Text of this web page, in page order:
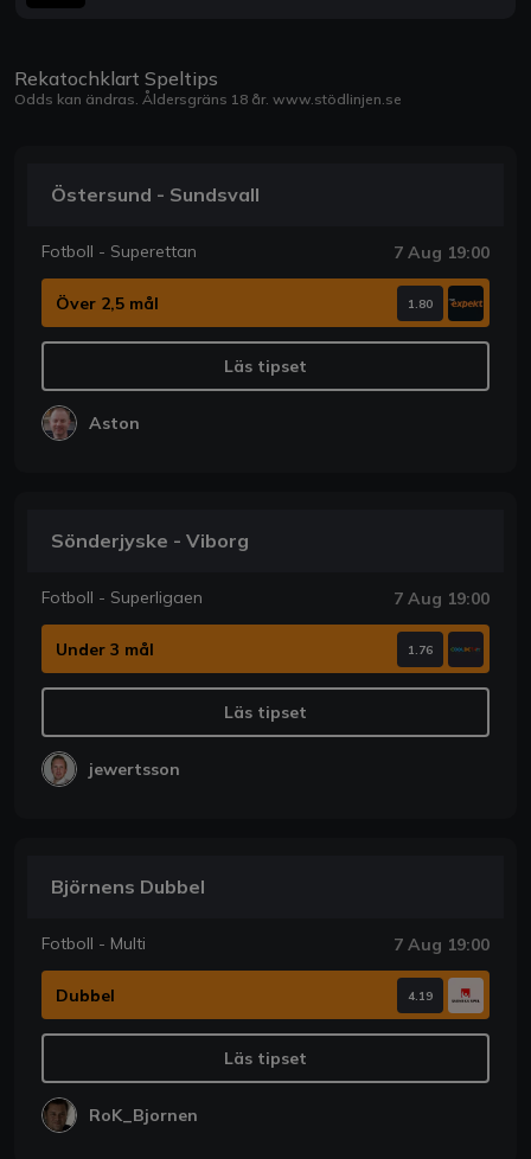
Rekatochklart Speltips
Odds kan ändras. Åldersgräns 18 år. www.stödlinjen.se
Östersund - Sundsvall
Fotboll - Superettan 7 Aug 19:00
Över 2,5 mål 1.80
Läs tipset
Aston
Sönderjyske - Viborg
Fotboll - Superligaen 7 Aug 19:00
Under 3 mål 1.76
Läs tipset
jewertsson
Björnens Dubbel
Fotboll - Multi 7 Aug 19:00
Dubbel 4.19
Läs tipset
RoK_Bjornen